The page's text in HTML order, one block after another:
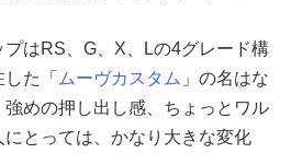
はRS、G、X、Lの4グレード構
た「 ムーヴカスタム 」の名はな
めの押し出し感、ちょっとワル
とっては、かなり大きな変化